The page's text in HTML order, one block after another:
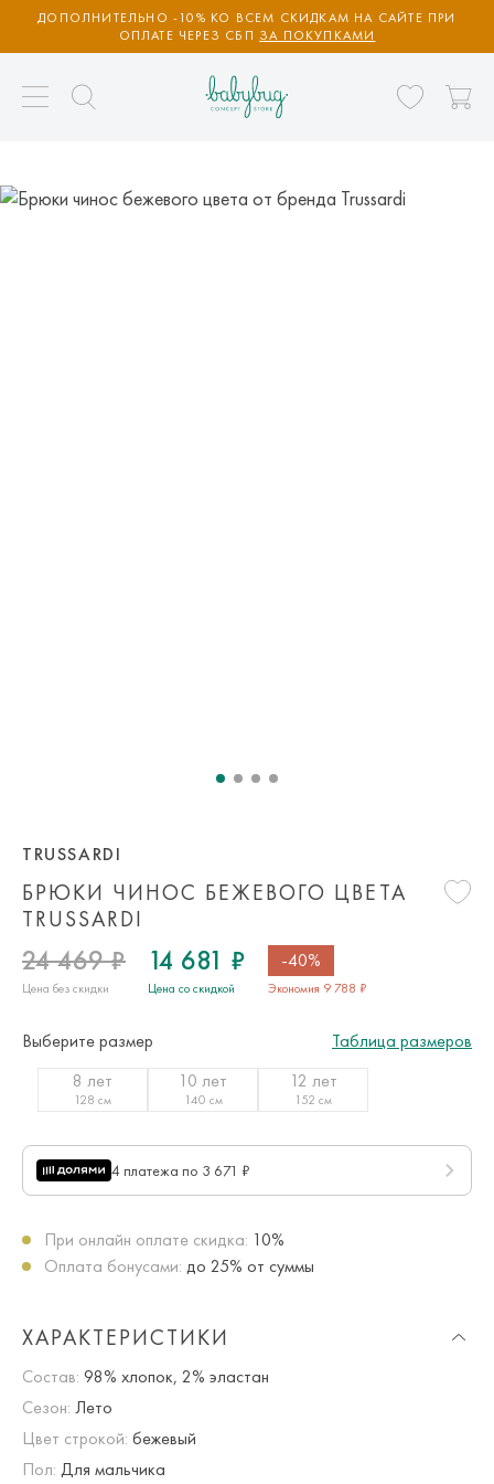
ДОПОЛНИТЕЛЬНО -10% КО ВСЕМ СКИДКАМ НА САЙТЕ ПРИ
ОПЛАТЕ ЧЕРЕЗ СБП ЗА ПОКУПКАМИ
БРЮКИ ЧИНОС БЕЖЕВОГО ЦВЕТА
TRUSSARDI
TRUSSARDI
24 469 ₽
Цена без скидки
14 681 ₽
Цена со скидкой
-40%
Экономия 9 788 ₽
Выберите размер
Таблица размеров
8 лет
128 см
10 лет
140 см
12 лет
152 см
4 платежа по 3 671 ₽
При онлайн оплате скидка: 10%
Оплата бонусами: до 25% от суммы
ХАРАКТЕРИСТИКИ
Состав: 98% хлопок, 2% эластан
Сезон: Лето
Цвет строкой: бежевый
Пол: Для мальчика